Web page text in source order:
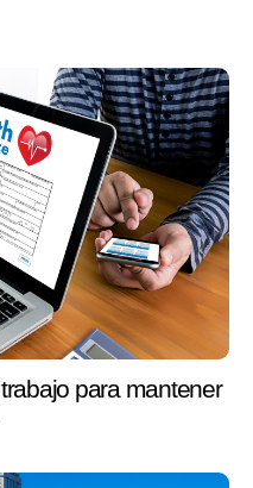
para mantener